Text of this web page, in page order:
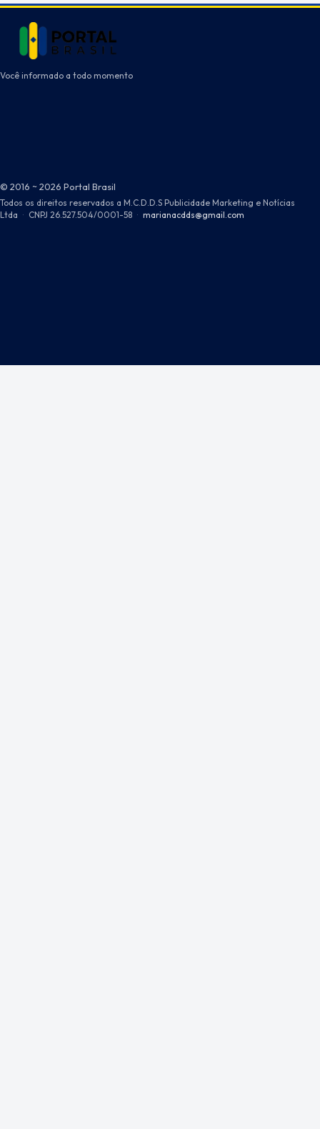
Você informado a todo momento
© 2016 ~ 2026 Portal Brasil
Todos os direitos reservados a M.C.D.D.S Publicidade Marketing e Notícias
Ltda · CNPJ 26.527.504/0001-58 · marianacdds@gmail.com